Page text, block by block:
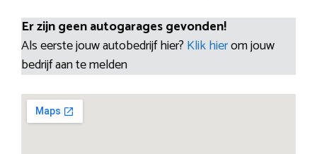
Er zijn geen autogarages gevonden!
Als eerste jouw autobedrijf hier? Klik hierom jouw
bedrijf aan te melden